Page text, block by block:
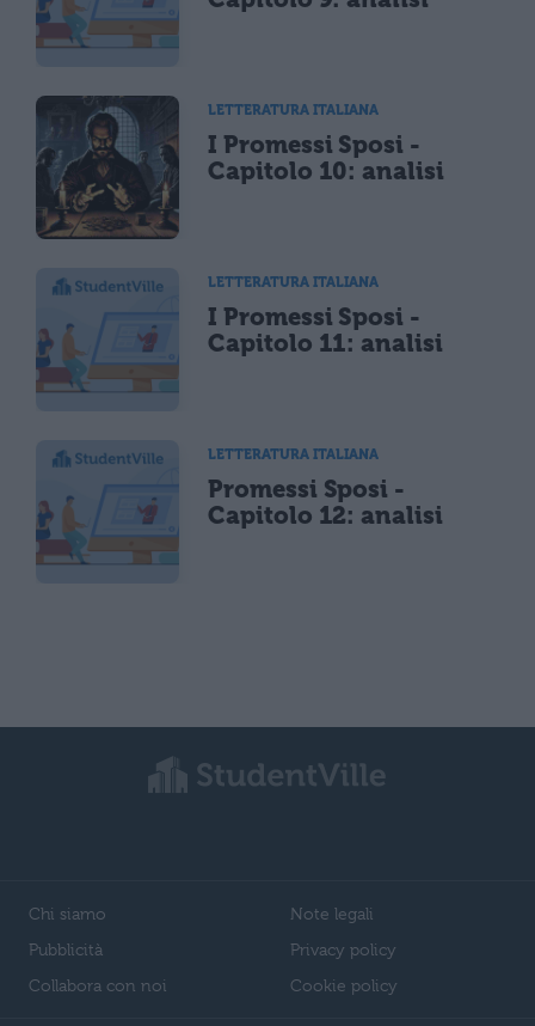
LETTERATURA ITALIANA
I Promessi Sposi -
Capitolo 10: analisi
LETTERATURA ITALIANA
I Promessi Sposi -
Capitolo 11: analisi
LETTERATURA ITALIANA
Promessi Sposi -
Capitolo 12: analisi
Chi siamo
Pubblicità
Collabora con noi
Note legali
Privacy policy
Cookie policy